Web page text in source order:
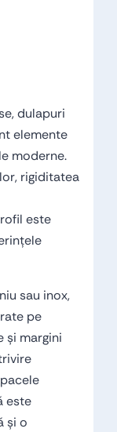
dulapuri
elemente
moderne.
rigiditatea
este
sau inox,
pe
și margini
este
și o